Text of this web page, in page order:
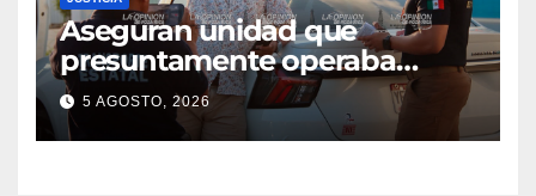
Aseguran unidad que
presuntamente operaba
mediante aplicación digital en
operativo de Transporte
Público
5 AGOSTO, 2026